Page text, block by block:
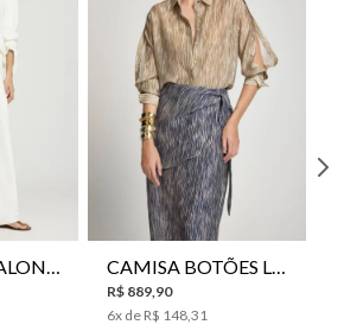
R$ 889 90
6x de R$ 148 31